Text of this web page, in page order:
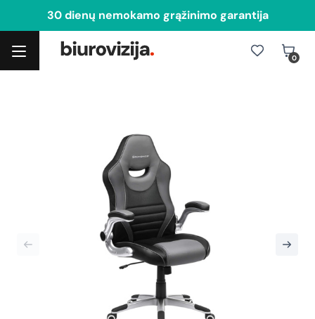
30 dienų nemokamo grąžinimo garantija
0